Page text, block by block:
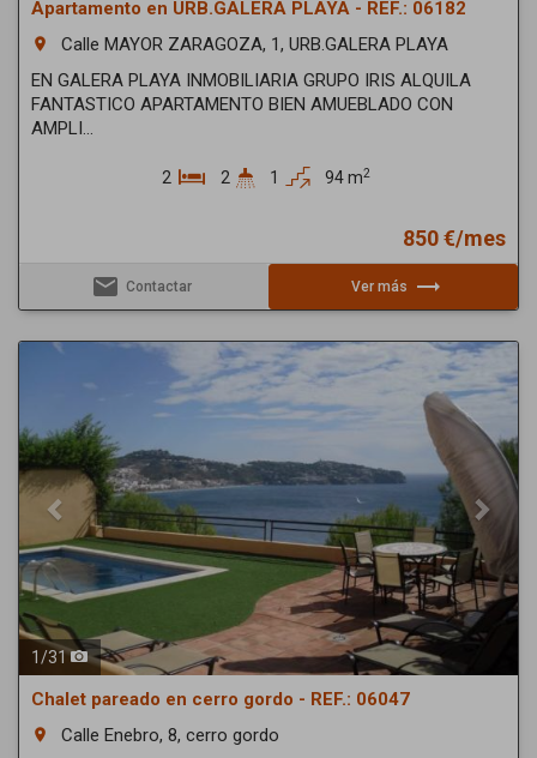
Apartamento en URB.GALERA PLAYA - REF.: 06182
room
Calle MAYOR ZARAGOZA, 1, URB.GALERA PLAYA
EN GALERA PLAYA INMOBILIARIA GRUPO IRIS ALQUILA
FANTASTICO APARTAMENTO BIEN AMUEBLADO CON
AMPLI...
2 2 1 94 m2
850 €/mes
email Contactar Ver más trending_flat
Previous Next
1/31
Chalet pareado en cerro gordo - REF.: 06047
room
Calle Enebro, 8, cerro gordo